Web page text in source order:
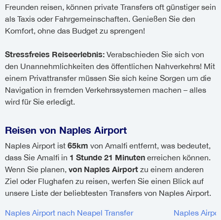
Freunden reisen, können private Transfers oft günstiger sein
als Taxis oder Fahrgemeinschaften. Genießen Sie den
Komfort, ohne das Budget zu sprengen!
Stressfreies Reiseerlebnis: Verabschieden Sie sich von
den Unannehmlichkeiten des öffentlichen Nahverkehrs! Mit
einem Privattransfer müssen Sie sich keine Sorgen um die
Navigation in fremden Verkehrssystemen machen – alles
wird für Sie erledigt.
Reisen von Naples Airport
Naples Airport ist 65km von Amalfi entfernt, was bedeutet,
dass Sie Amalfi in 1 Stunde 21 Minuten erreichen können.
Wenn Sie planen, von Naples Airport zu einem anderen
Ziel oder Flughafen zu reisen, werfen Sie einen Blick auf
unsere Liste der beliebtesten Transfers von Naples Airport.
Naples Airport nach Neapel Transfer
Naples